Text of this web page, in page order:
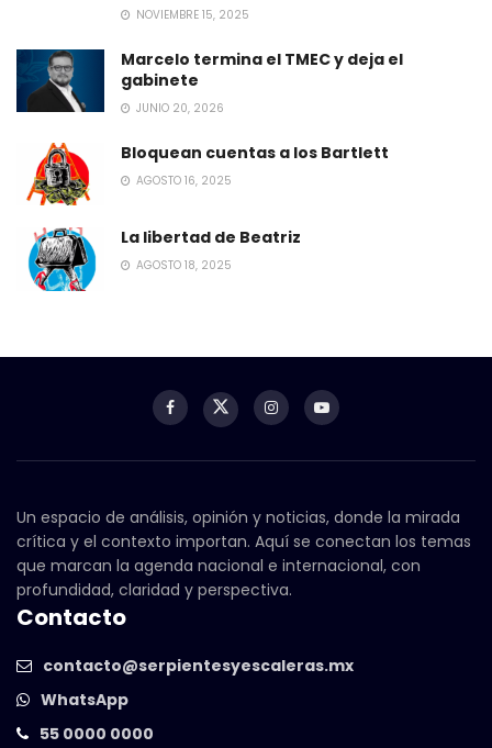
NOVIEMBRE 15, 2025
Marcelo termina el TMEC y deja el
gabinete
JUNIO 20, 2026
Bloquean cuentas a los Bartlett
AGOSTO 16, 2025
La libertad de Beatriz
AGOSTO 18, 2025
Un espacio de análisis, opinión y noticias, donde la mirada
crítica y el contexto importan. Aquí se conectan los temas
que marcan la agenda nacional e internacional, con
profundidad, claridad y perspectiva.
Contacto
contacto@serpientesyescaleras.mx
WhatsApp
55 0000 0000